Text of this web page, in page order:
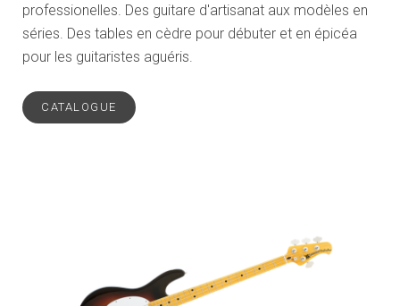
professionelles. Des guitare d'artisanat aux modèles en
séries. Des tables en cèdre pour débuter et en épicéa
pour les guitaristes aguéris.
CATALOGUE